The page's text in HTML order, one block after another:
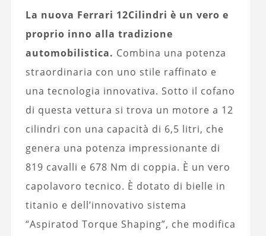
La nuova Ferrari 12Cilindri è un vero e
proprio inno alla tradizione
automobilistica. Combina una potenza
straordinaria con uno stile raffinato e
una tecnologia innovativa. Sotto il cofano
di questa vettura si trova un motore a 12
cilindri con una capacità di 6,5 litri, che
genera una potenza impressionante di
819 cavalli e 678 Nm di coppia. È un vero
capolavoro tecnico. È dotato di bielle in
titanio e dell’innovativo sistema
“Aspiratod Torque Shaping”, che modifica